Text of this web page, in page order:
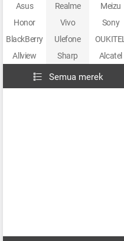
Asus
Realme Meizu
Honor
Vivo Sony
BlackBerry
Ulefone OUKITEL
Allview
Sharp Alcatel
Semua merek